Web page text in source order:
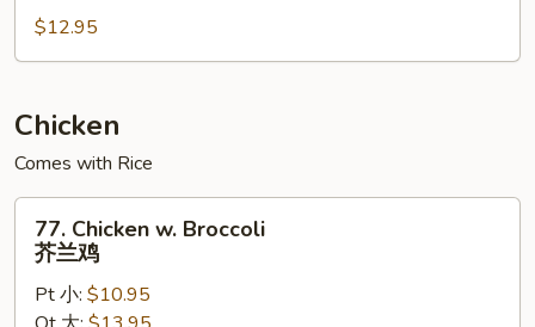
Egg
Foo
本
楼
蓉
蛋
$12.95
Chicken
Comes with Rice
77.
Chicken
Broccoli
77. Chicken w. Broccoli
芥兰鸡
Pt 小: $10.95